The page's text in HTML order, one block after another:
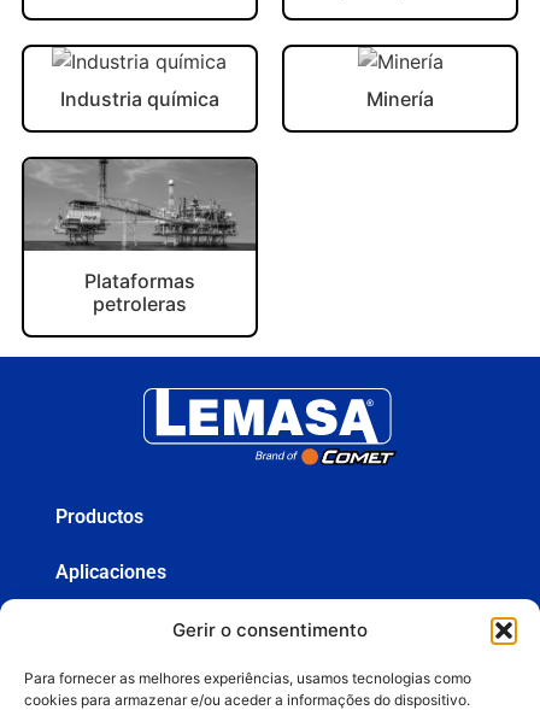
Gerir o consentimento
Para fornecer as melhores experiências, usamos tecnologias como
cookies para armazenar e/ou aceder a informações do dispositivo.
Industria química Minería
Plataformas
petroleras
Productos
Aplicaciones
Servicios